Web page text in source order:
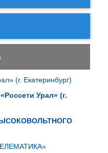
(г. Екатеринбург)
Урал» (г.